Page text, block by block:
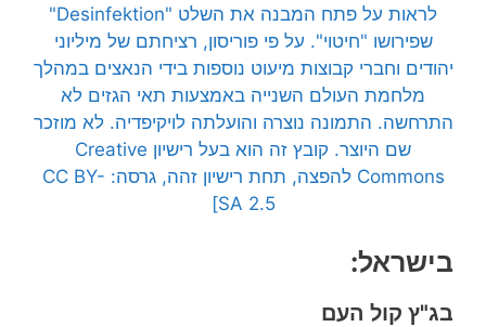
לראות על פתח המבנה את השלט "Desinfektion"
שפירושו "חיטוי". על פי פוריסון, רציחתם של מיליוני
יהודים וחברי קבוצות מיעוט נוספות בידי הנאצים במהלך
מלחמת העולם השנייה באמצעות תאי הגזים לא
התרחשה. התמונה נוצרה והועלתה לויקיפדיה. לא מוזכר
שם היוצר. קובץ זה הוא בעל רישיון Creative
Commons להפצה, תחת רישיון זהה, גרסה: CC BY-
SA 2.5]
בישראל:
בג"ץ קול העם